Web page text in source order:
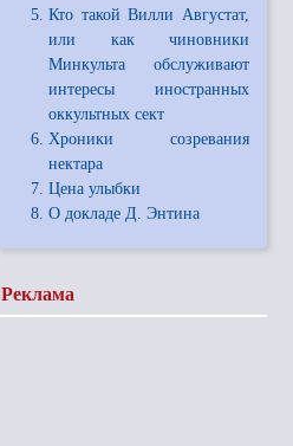
Кто такой Вилли Августат,
или как чиновники
Минкульта обслуживают
интересы иностранных
оккультных сект
Хроники созревания
нектара
Цена улыбки
О докладе Д. Энтина
Реклама